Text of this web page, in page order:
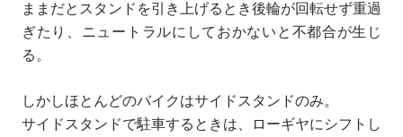
ままだとスタンドを引き上げるとき後輪が回転せず重過
ぎたり、ニュートラルにしておかないと不都合が生じ
る。
しかしほとんどのバイクはサイドスタンドのみ。
サイドスタンドで駐車するときは、ローギヤにシフトし